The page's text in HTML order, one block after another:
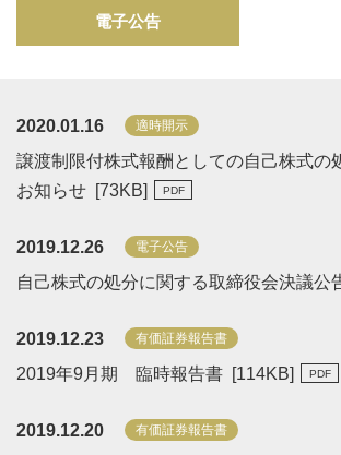
電子公告
2020.01.16 適時開示
譲渡制限付株式報酬としての自己株式の
お知らせ [73KB]
2019.12.26 電子公告
自己株式の処分に関する取締役会決議公
2019.12.23 有価証券報告書
2019年9月期 臨時報告書 [114KB]
2019.12.20 有価証券報告書